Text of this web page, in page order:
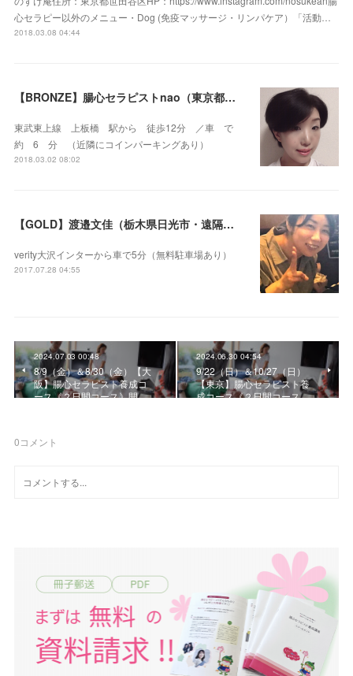
心セラピー以外のメニュー・Dog (免疫マッサージ・リンパケア）「活動…
2018.03.08 04:44
【BRONZE】腸心セラピストnao（東京都練馬区）
東武東上線 上板橋 駅から 徒歩12分 ／車 で
約 6 分 （近隣にコインパーキングあり）
2018.03.02 08:02
【GOLD】渡邉文佳（栃木県日光市・遠隔セラピー可）
verity大沢インターから車で5分（無料駐車場あり）
2017.07.28 04:55
2024.07.03 00:48
8/9（金）＆8/30（金）【大
阪】腸心セラピスト養成コ
ース《２日間コース》開…
2024.06.30 04:54
9/22（日）＆10/27（日）
【東京】腸心セラピスト養
成コース《２日間コース…
0コメント